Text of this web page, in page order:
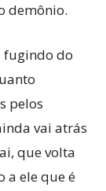
demônio.
fugindo do
pelos
vai atrás
que volta
a ele que é